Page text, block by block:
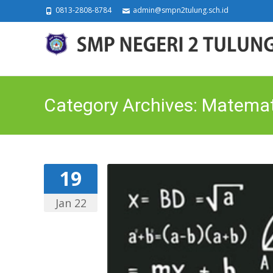
0813-2808-8784 admin@smpn2tulung.sch.id
Category Archives:
19
Jan 22